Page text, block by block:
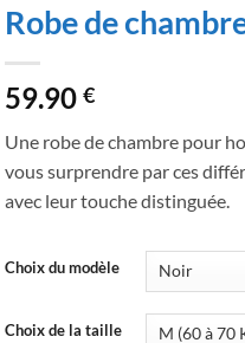
Robe de
59.90 €
Une robe de chambre pour
vous surprendre par ces
avec leur touche distinguée.
Choix du modèle
Choix de la taille